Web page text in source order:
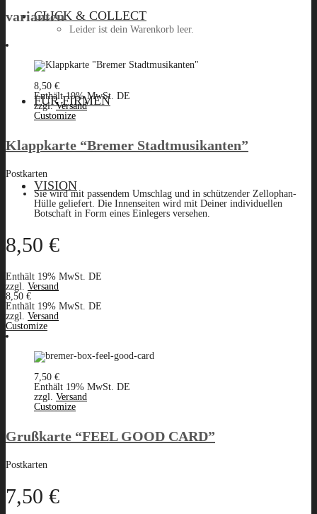
CLICK & COLLECT
FÜR FIRMEN
VISION
Leider ist dein Warenkorb leer.
Menü
varianten
8,50 €
Enthält 19% MwSt. DE
zzgl.Versand
Customize
Klappkarte “Bremer Stadtmusikanten”
Postkarten
Sie wird mit passendem Umschlag und in schützender Zellophan-
Hülle geliefert. Die Innenseiten wird mit Deiner individuellen
Botschaft in Form eines Einlegers versehen.
8,50 €
Enthält 19% MwSt. DE
zzgl. Versand
8,50 €
Enthält 19% MwSt. DE
zzgl. Versand
Customize
7,50 €
Enthält 19% MwSt. DE
zzgl. Versand
Customize
Grußkarte “FEEL GOOD CARD”
Postkarten
7,50 €